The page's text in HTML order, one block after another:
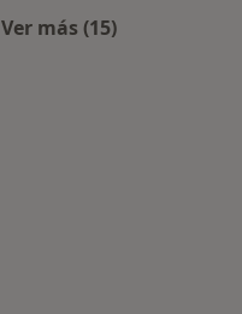
Ver más (15)